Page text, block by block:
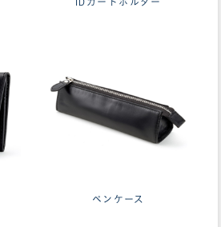
IDカードホルダー
ペンケース